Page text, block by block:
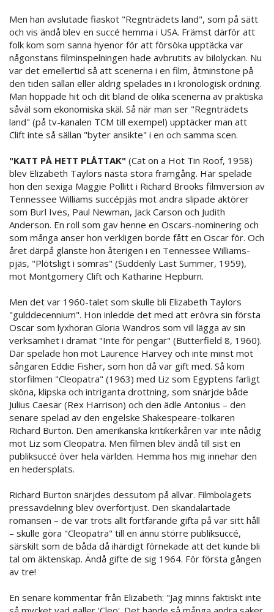
Men han avslutade fiaskot "Regnträdets land", som på sätt
och vis ändå blev en succé hemma i USA. Främst därför att
folk kom som sanna hyenor för att försöka upptäcka var
någonstans filminspelningen hade avbrutits av bilolyckan. Nu
var det emellertid så att scenerna i en film, åtminstone på
den tiden sällan eller aldrig spelades in i kronologisk ordning.
Man hoppade hit och dit bland de olika scenerna av praktiska
såväl som ekonomiska skäl. Så när man ser "Regnträdets
land" (på tv-kanalen TCM till exempel) upptäcker man att
Clift inte så sällan "byter ansikte" i en och samma scen.
"KATT PÅ HETT PLÅTTAK" (Cat on a Hot Tin Roof, 1958)
blev Elizabeth Taylors nästa stora framgång. Här spelade
hon den sexiga Maggie Pollitt i Richard Brooks filmversion av
Tennessee Williams succépjäs mot andra slipade aktörer
som Burl Ives, Paul Newman, Jack Carson och Judith
Anderson. En roll som gav henne en Oscars-nominering och
som många anser hon verkligen borde fått en Oscar för. Och
året därpå glänste hon återigen i en Tennessee Williams-
pjäs, "Plötsligt i somras" (Suddenly Last Summer, 1959),
mot Montgomery Clift och Katharine Hepburn.
Men det var 1960-talet som skulle bli Elizabeth Taylors
"gulddecennium". Hon inledde det med att erövra sin första
Oscar som lyxhoran Gloria Wandros som vill lägga av sin
verksamhet i dramat "Inte för pengar" (Butterfield 8, 1960).
Där spelade hon mot Laurence Harvey och inte minst mot
sångaren Eddie Fisher, som hon då var gift med. Så kom
storfilmen "Cleopatra" (1963) med Liz som Egyptens farligt
sköna, klipska och intriganta drottning, som snärjde både
Julius Caesar (Rex Harrison) och den ädle Antonius – den
senare spelad av den engelske Shakespeare-tolkaren
Richard Burton. Den amerikanska kritikerkåren var inte nådig
mot Liz som Cleopatra. Men filmen blev ändå till sist en
publiksuccé över hela världen. Hemma hos mig innehar den
en hedersplats.
Richard Burton snärjdes dessutom på allvar. Filmbolagets
pressavdelning blev överförtjust. Den skandalartade
romansen – de var trots allt fortfarande gifta på var sitt håll
– skulle göra "Cleopatra" till en ännu större publiksuccé,
särskilt som de båda då ihärdigt förnekade att det kunde bli
tal om äktenskap. Ändå gifte de sig 1964. För första gången
av tre!
En senare kommentar från Elizabeth: "Jag minns faktiskt inte